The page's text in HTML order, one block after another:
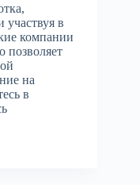
в
компании
позволяет
на
в